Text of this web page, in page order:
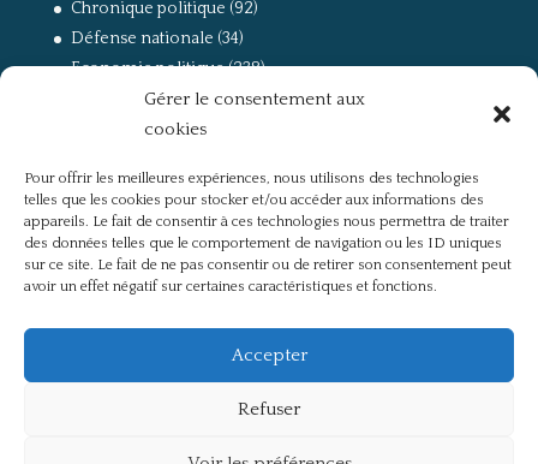
Gérer le consentement aux
cookies
Pour offrir les meilleures expériences, nous utilisons des technologies
telles que les cookies pour stocker et/ou accéder aux informations des
appareils. Le fait de consentir à ces technologies nous permettra de traiter
des données telles que le comportement de navigation ou les ID uniques
sur ce site. Le fait de ne pas consentir ou de retirer son consentement peut
avoir un effet négatif sur certaines caractéristiques et fonctions.
Accepter
Refuser
Chronique politique (92)
Défense nationale (34)
Economie politique(238)
(168)
La guerre, la Résistance et la Déportation
Non classé(42)
Partis politiques, intelligentsia, médias(750)
Présentation(4)
Références(57)